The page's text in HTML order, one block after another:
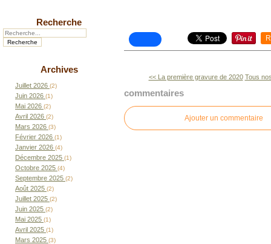
Recherche
Archives
Juillet 2026 (2)
Juin 2026 (1)
Mai 2026 (2)
Avril 2026 (2)
Mars 2026 (3)
Février 2026 (1)
Janvier 2026 (4)
Décembre 2025 (1)
Octobre 2025 (4)
Septembre 2025 (2)
Août 2025 (2)
Juillet 2025 (2)
Juin 2025 (2)
Mai 2025 (1)
Avril 2025 (1)
Mars 2025 (3)
<< La première gravure de 2020 Tous
commentaires
Ajouter un commentaire